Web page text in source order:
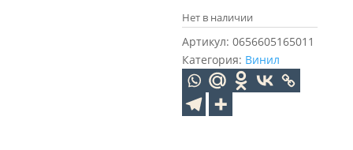
Нет в наличии
Артикул:0656605165011
Категория: Винил